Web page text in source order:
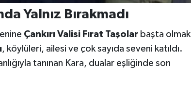
Yalnız Bırakmadı
Çankırı Valisi Fırat Taşolarbaşta olmak
, köylüleri, ailesi ve çok sayıda seveni katıldı.
tanınan Kara, dualar eşliğinde son